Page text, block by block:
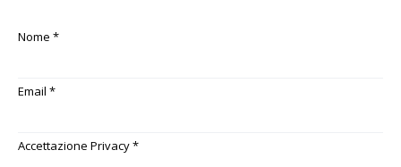
Nome *
Email *
Accettazione Privacy*